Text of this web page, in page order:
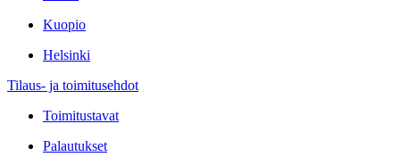
Kuopio
Helsinki
Tilaus- ja toimitusehdot
Toimitustavat
Palautukset